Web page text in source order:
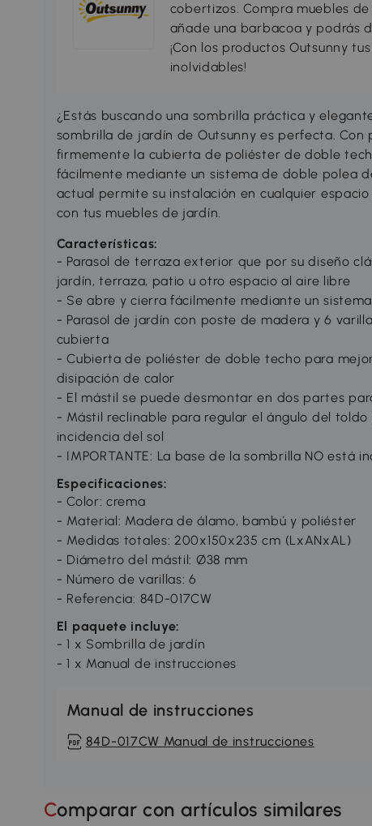
cobertizos. Compra muebles
añade una barbacoa y podrás
¡Con los productos Outsunny
inolvidables!
¿Estás buscando una sombrilla práctica y
sombrilla de jardín de Outsunny es perfecta. Con
firmemente la cubierta de poliéster de doble
fácilmente mediante un sistema de doble polea
actual permite su instalación en cualquier
con tus muebles de jardín.
Características:
- Parasol de terraza exterior que por su diseño
jardín, terraza, patio u otro espacio al aire libre
- Se abre y cierra fácilmente mediante un
- Parasol de jardín con poste de madera y 6
cubierta
- Cubierta de poliéster de doble techo para
disipación de calor
- El mástil se puede desmontar en dos partes
- Mástil reclinable para regular el ángulo del
incidencia del sol
- IMPORTANTE: La base de la sombrilla NO está
Especificaciones:
- Color: crema
- Material: Madera de álamo, bambú y poliéster
- Medidas totales: 200x150x235 cm (LxANxAL)
- Diámetro del mástil: Ø38 mm
- Número de varillas: 6
- Referencia: 84D-017CW
El paquete incluye:
- 1 x Sombrilla de jardín
- 1 x Manual de instrucciones
Manual de instrucciones
84D-017CW Manual de instrucciones
Comparar con artículos similares